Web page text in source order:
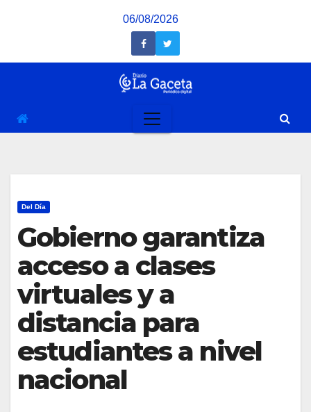
06/08/2026
Del Día
Gobierno garantiza
acceso a clases
virtuales y a
distancia para
estudiantes a nivel
nacional